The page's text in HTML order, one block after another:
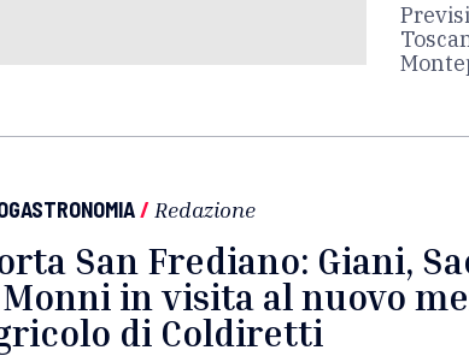
/ Redazione
San Frediano: Giani,
in visita al nuovo
di Coldiretti